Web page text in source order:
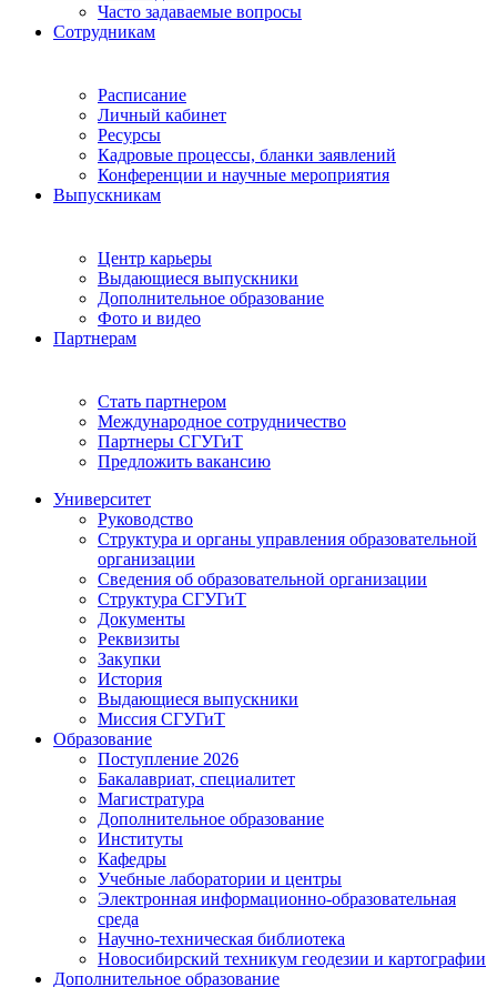
Часто задаваемые вопросы
Сотрудникам
Расписание
Личный кабинет
Ресурсы
Кадровые процессы, бланки заявлений
Конференции и научные мероприятия
Выпускникам
Центр карьеры
Выдающиеся выпускники
Дополнительное образование
Фото и видео
Партнерам
Стать партнером
Международное сотрудничество
Партнеры СГУГиТ
Предложить вакансию
Университет
Руководство
Структура и органы управления образовательной
организации
Сведения об образовательной организации
Структура СГУГиТ
Документы
Реквизиты
Закупки
История
Выдающиеся выпускники
Миссия СГУГиТ
Образование
Поступление 2026
Бакалавриат, специалитет
Магистратура
Дополнительное образование
Институты
Кафедры
Учебные лаборатории и центры
Электронная информационно-образовательная
среда
Научно-техническая библиотека
Новосибирский техникум геодезии и картографии
Дополнительное образование